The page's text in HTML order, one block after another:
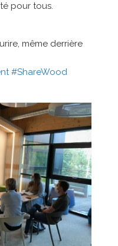
pour tous.
même derrière
#ShareWood